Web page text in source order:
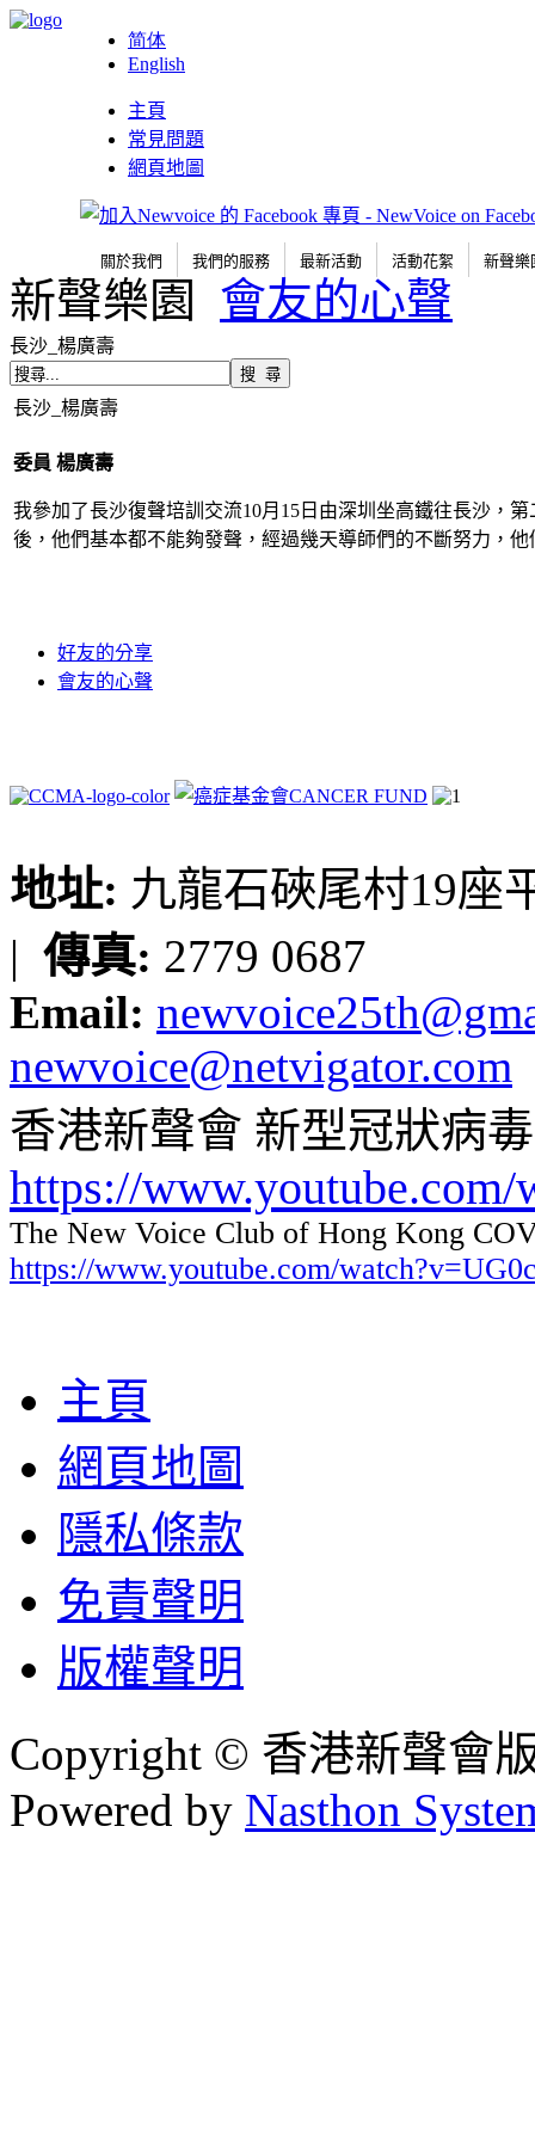
简体
English
主頁
常見問題
網頁地圖
關於我們 我們的服務 最新活動 活動花絮 新聲樂
新聲樂園 會友的心聲
長沙_楊廣壽
長沙_楊廣壽
委員 楊廣壽
我參加了長沙復聲培訓交流10月15日由深圳坐高鐵往長沙，
後，他們基本都不能夠發聲，經過幾天導師們的不斷努力，
好友的分享
會友的心聲
地址: 九龍石硤尾村19座
| 傳真: 2779 0687
Email:
newvoice@netvigator.com
香港新聲會 新型冠狀病
https://
The New Voice Club of Hong Kong
https://www.youtube.com/
主頁
網頁地圖
隱私條款
免責聲明
版權聲明
Copyright © 香港新聲會
Powered by Nasthon